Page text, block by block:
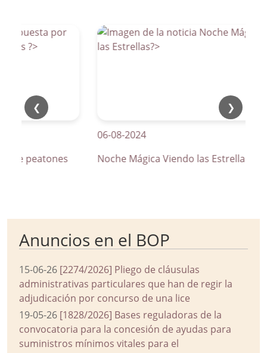
❮ ❯
de peatones
06-08-2024
Noche Mágica Viendo las Estrellas
Anuncios en el BOP
15-06-26 [2274/2026] Pliego de cláusulas
administrativas particulares que han de regir la
adjudicación por concurso de una lice
19-05-26 [1828/2026] Bases reguladoras de la
convocatoria para la concesión de ayudas para
suministros mínimos vitales para el